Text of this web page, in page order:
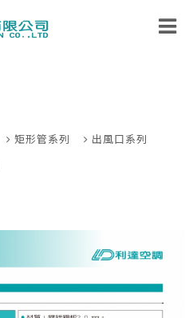
矩形管系列
出風口系列